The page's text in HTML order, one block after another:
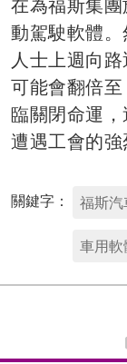
在為福斯集
動駕駛軟體
人士上週向
可能會翻倍
臨關閉命運
遭遇工會的強
關鍵字： 福斯汽
車用軟